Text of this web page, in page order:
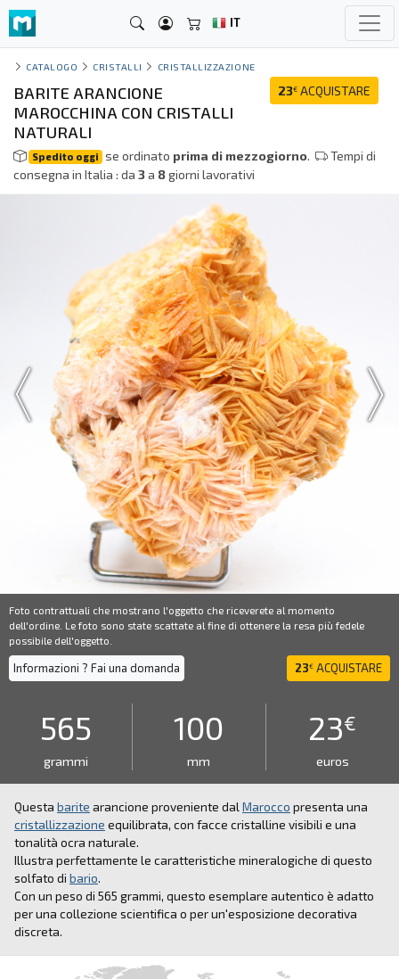
IT
CATALOGO CRISTALLI CRISTALLIZZAZIONE
23€ ACQUISTARE
BARITE ARANCIONE
MAROCCHINA CON CRISTALLI
NATURALI
Spedito oggi se ordinato prima di mezzogiorno.
Tempi di
consegna in Italia : da 3a 8giorni lavorativi
Foto contrattuali che mostrano l'oggetto che riceverete al momento
dell'ordine. Le foto sono state scattate al fine di ottenere la resa più fedele
possibile dell'oggetto.
Informazioni ? Fai una domanda 23€ ACQUISTARE
565
grammi
100
mm
23€
euros
Questa barite arancione proveniente dal Marocco presenta una
cristallizzazione equilibrata, con facce cristalline visibili e una
tonalità ocra naturale.
Illustra perfettamente le caratteristiche mineralogiche di questo
solfato di bario.
Con un peso di 565 grammi, questo esemplare autentico è adatto
per una collezione scientifica o per un'esposizione decorativa
discreta.